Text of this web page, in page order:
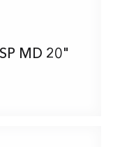
MD 20"